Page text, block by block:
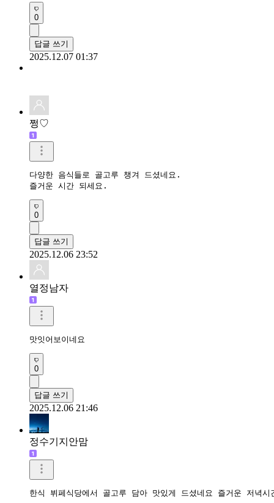
0
답글 쓰기
2025.12.07 01:37
쩡♡
다양한 음식들로 골고루 챙겨 드셨네요.
즐거운 시간 되세요.
0
답글 쓰기
2025.12.06 23:52
열정남자
맛잇어보이네요
0
답글 쓰기
2025.12.06 21:46
정수기지안맘
한식 뷔페식당에서 골고루 담아 맛있게 드셨네요 즐거운 저녁